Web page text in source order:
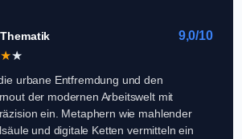
9,0/10
★★
urbane Entfremdung und den
der modernen Arbeitswelt mit
ein. Metaphern wie mahlender
und digitale Ketten vermitteln ein